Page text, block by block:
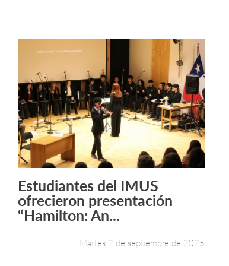
Leer más +
Estudiantes del IMUS
ofrecieron presentación
“Hamilton: An...
Martes 2 de septiembre de 2025